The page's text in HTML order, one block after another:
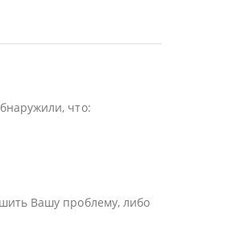
что:
Вашу проблему, либо